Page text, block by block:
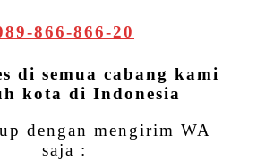
866-866-20
di semua cabang kami
kota di Indonesia
dengan mengirim WA
saja :